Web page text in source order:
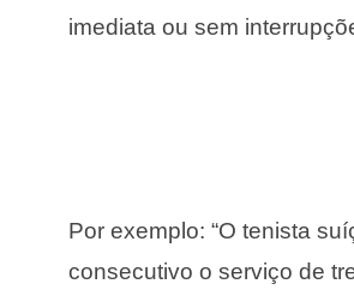
imediata ou sem
Por exemplo: “O tenista
consecutivo o serviço de